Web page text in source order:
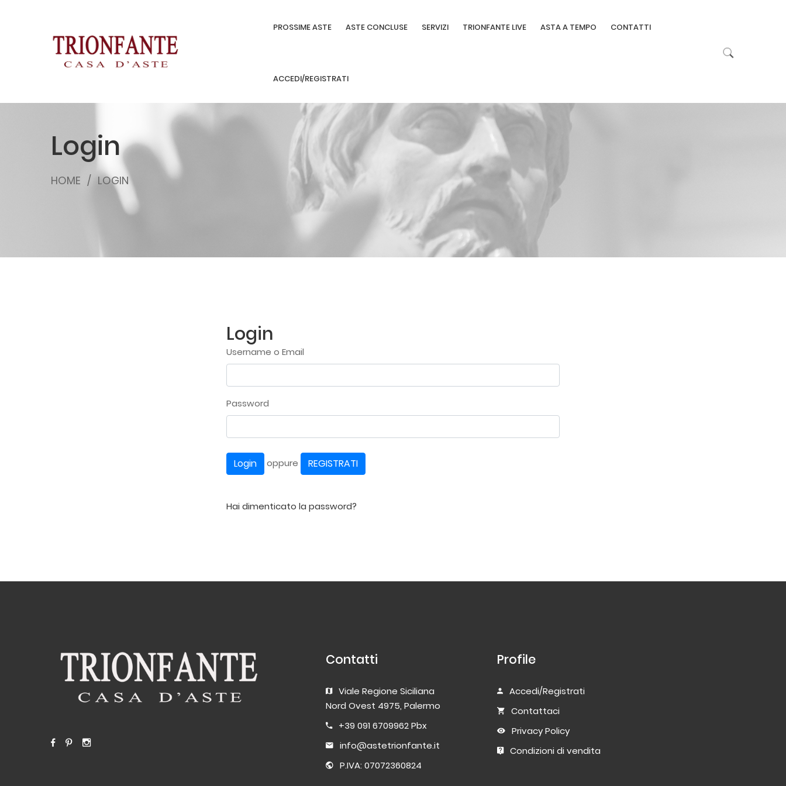
PROSSIME ASTE ASTE CONCLUSE SERVIZI TRIONFANTE LIVE ASTA A TEMPO CONTATTI
ACCEDI/REGISTRATI
Login
HOME LOGIN
Login
Username o Email
Password
Login oppure REGISTRATI
Hai dimenticato la password?
Contatti
Viale Regione Siciliana
Nord Ovest 4975, Palermo
+39 091 6709962 Pbx
info@astetrionfante.it
P.IVA: 07072360824
Profile
Accedi/Registrati
Contattaci
Privacy Policy
Condizioni di vendita